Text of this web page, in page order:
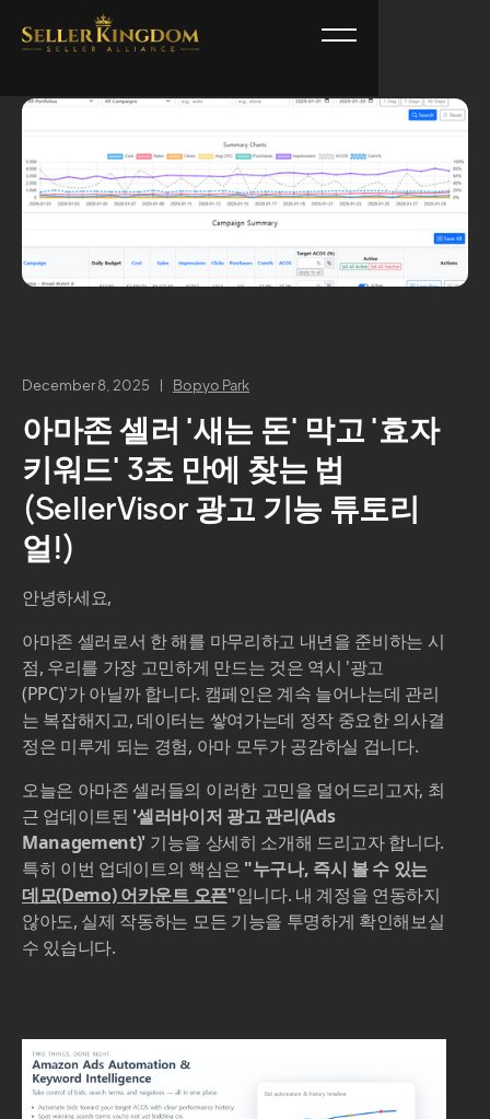
December 8, 2025 Bopyo Park
아마존 셀러 '새는 돈' 막고 '효자
키워드' 3초 만에 찾는 법
(SellerVisor 광고 기능 튜토리
얼!)
안녕하세요,
​아마존 셀러로서 한 해를 마무리하고 내년을 준비하는 시
점, 우리를 가장 고민하게 만드는 것은 역시 '광고
(PPC)'가 아닐까 합니다. 캠페인은 계속 늘어나는데 관리
는 복잡해지고, 데이터는 쌓여가는데 정작 중요한 의사결
정은 미루게 되는 경험, 아마 모두가 공감하실 겁니다.
​오늘은 아마존 셀러들의 이러한 고민을 덜어드리고자, 최
근 업데이트된 '셀러바이저 광고 관리(Ads
Management)' 기능을 상세히 소개해 드리고자 합니다.
특히 이번 업데이트의 핵심은 "누구나, 즉시 볼 수 있는
데모(Demo) 어카운트 오픈"입니다. 내 계정을 연동하지
않아도, 실제 작동하는 모든 기능을 투명하게 확인해보실
수 있습니다.